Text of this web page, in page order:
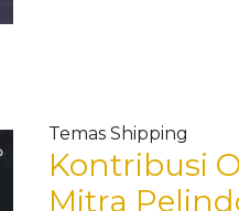
Temas Shipping
Kontribusi
Mitra